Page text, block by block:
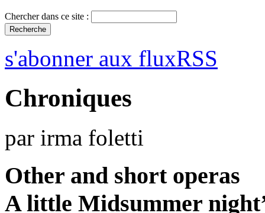
Chercher dans ce site :
s'abonner aux fluxRSS
Chroniques
par irma foletti
Other and short operas
A little Midsummer